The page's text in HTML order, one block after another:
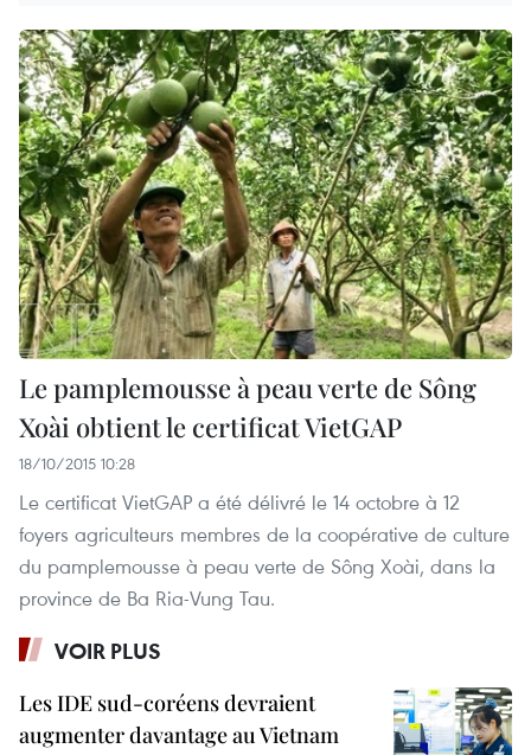
Le pamplemousse à peau verte de Sông
Xoài obtient le certificat VietGAP
18/10/2015 10:28
Le certificat VietGAP a été délivré le 14 octobre à 12
foyers agriculteurs membres de la coopérative de culture
du pamplemousse à peau verte de Sông Xoài, dans la
province de Ba Ria-Vung Tau.
VOIR PLUS
Les IDE sud-coréens devraient
augmenter davantage au Vietnam